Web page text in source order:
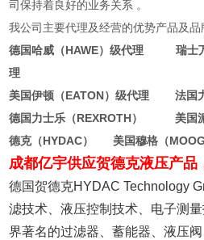
司保持着良好的
我公司主要代理及经营的优势产品及品
德国哈威（HAWE）级代理 瑞士万
理
美国伊顿（EATON）级代理 法国
德国力士乐（REXROTH） 美国
德克（HYDAC） 美国穆格（MOOG
成都亿宇供应贺德克液压产品
德国贺德克HYDAC Technology
滤技术、液压控制技术、电子测
界著名的过滤器、蓄能器、液压